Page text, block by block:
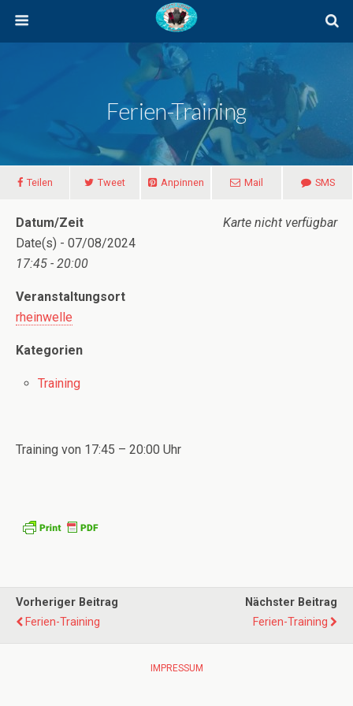
Ferien-Training
Teilen Tweet Anpinnen Mail SMS
Karte nicht verfügbar
Datum/Zeit
Date(s) - 07/08/2024
17:45 - 20:00
Veranstaltungsort
rheinwelle
Kategorien
Training
Training von 17:45 – 20:00 Uhr
Vorheriger Beitrag
Ferien-Training
Nächster Beitrag
Ferien-Training
IMPRESSUM